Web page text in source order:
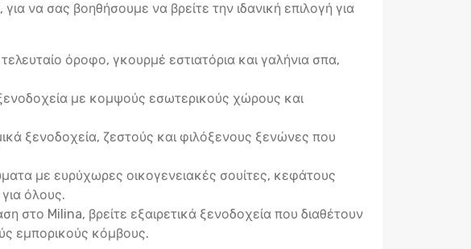
να σας βοηθήσουμε να βρείτε την ιδανική επιλογή για
όροφο, γκουρμέ εστιατόρια και γαλήνια σπα,
ξενοδοχεία με κομψούς εσωτερικούς χώρους και
ξενοδοχεία, ζεστούς και φιλόξενους ξενώνες που
με ευρύχωρες οικογενειακές σουίτες, κεφάτους
όλους.
στο Milina, βρείτε εξαιρετικά ξενοδοχεία που διαθέτουν
εμπορικούς κόμβους.